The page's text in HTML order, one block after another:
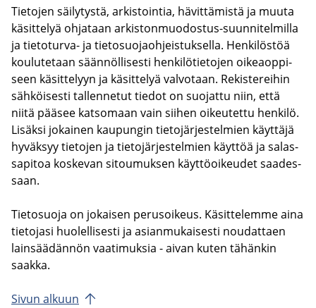
Tie­to­jen säi­ly­tys­tä, ar­kis­toin­tia, hä­vit­tä­mis­tä ja muuta
kä­sit­te­lyä oh­ja­taan arkistonmuodostus-​suunnitelmilla
ja tietoturva-​ ja tie­to­suo­jaoh­jeis­tuk­sel­la. Hen­ki­lös­töä
kou­lu­te­taan sään­nöl­li­ses­ti hen­ki­lö­tie­to­jen oi­keaop­pi­
seen kä­sit­te­lyyn ja kä­sit­te­lyä val­vo­taan. Re­kis­te­rei­hin
säh­köi­ses­ti tal­len­ne­tut tie­dot on suo­jat­tu niin, että
niitä pää­see kat­so­maan vain sii­hen oi­keu­tet­tu hen­ki­lö.
Li­säk­si jo­kai­nen kau­pun­gin tie­to­jär­jes­tel­mien käyt­tä­jä
hy­väk­syy tie­to­jen ja tie­to­jär­jes­tel­mien käyt­töä ja sa­las­
sa­pi­toa kos­ke­van si­tou­muk­sen käyt­tö­oi­keu­det saa­des­
saan.
Tie­to­suo­ja on jo­kai­sen pe­rus­oi­keus. Kä­sit­te­lem­me aina
tie­to­ja­si huo­lel­li­ses­ti ja asian­mu­kai­ses­ti nou­dat­taen
lain­sää­dän­nön vaa­ti­muk­sia - aivan kuten tä­hän­kin
saak­ka.
Sivun al­kuun